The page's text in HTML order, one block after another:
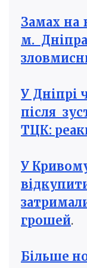
Замах на
м.
У Дніпрі
після
ТЦК:
У
грошей.
Більше